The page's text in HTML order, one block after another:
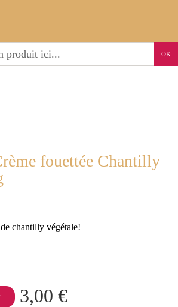
OK
fouettée Chantilly
chantilly végétale!
3,00 €